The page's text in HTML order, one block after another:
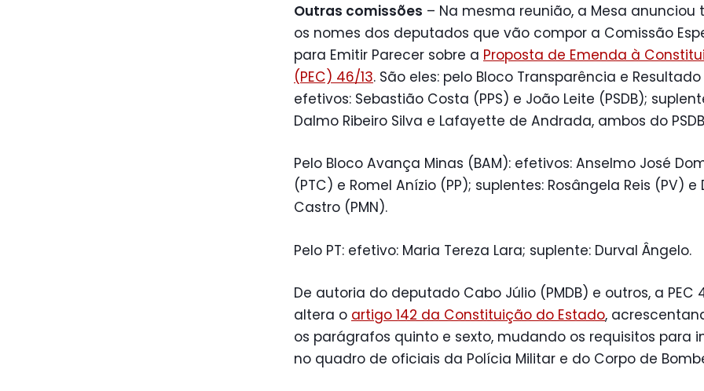
Outras comissões – Na mesma reunião, a Mesa anunciou
os nomes dos deputados que vão compor a Comissão
para Emitir Parecer sobre a Proposta de Emenda à
(PEC) 46/13. São eles: pelo Bloco Transparência e Resultado
efetivos: Sebastião Costa (PPS) e João Leite (PSDB);
Dalmo Ribeiro Silva e Lafayette de Andrada, ambos do
Pelo Bloco Avança Minas (BAM): efetivos: Anselmo José
(PTC) e Romel Anízio (PP); suplentes: Rosângela Reis (PV) e
Castro (PMN).
Pelo PT: efetivo: Maria Tereza Lara; suplente: Durval Ângelo.
De autoria do deputado Cabo Júlio (PMDB) e outros, a PEC
altera o artigo 142 da Constituição do Estado,
os parágrafos quinto e sexto, mudando os requisitos para
no quadro de oficiais da Polícia Militar e do Corpo de